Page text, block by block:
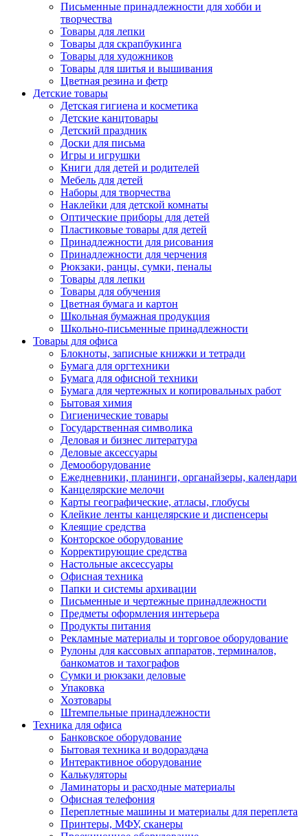
Письменные принадлежности для хобби и
творчества
Товары для лепки
Товары для скрапбукинга
Товары для художников
Товары для шитья и вышивания
Цветная резина и фетр
Детские товары
Детская гигиена и косметика
Детские канцтовары
Детский праздник
Доски для письма
Игры и игрушки
Книги для детей и родителей
Мебель для детей
Наборы для творчества
Наклейки для детской комнаты
Оптические приборы для детей
Пластиковые товары для детей
Принадлежности для рисования
Принадлежности для черчения
Рюкзаки, ранцы, сумки, пеналы
Товары для лепки
Товары для обучения
Цветная бумага и картон
Школьная бумажная продукция
Школьно-письменные принадлежности
Товары для офиса
Блокноты, записные книжки и тетради
Бумага для оргтехники
Бумага для офисной техники
Бумага для чертежных и копировальных работ
Бытовая химия
Гигиенические товары
Государственная символика
Деловая и бизнес литература
Деловые аксессуары
Демооборудование
Ежедневники, планинги, органайзеры, календари
Канцелярские мелочи
Карты географические, атласы, глобусы
Клейкие ленты канцелярские и диспенсеры
Клеящие средства
Конторское оборудование
Корректирующие средства
Настольные аксессуары
Офисная техника
Папки и системы архивации
Письменные и чертежные принадлежности
Предметы оформления интерьера
Продукты питания
Рекламные материалы и торговое оборудование
Рулоны для кассовых аппаратов, терминалов,
банкоматов и тахографов
Сумки и рюкзаки деловые
Упаковка
Хозтовары
Штемпельные принадлежности
Техника для офиса
Банковское оборудование
Бытовая техника и водораздача
Интерактивное оборудование
Калькуляторы
Ламинаторы и расходные материалы
Офисная телефония
Переплетные машины и материалы для переплета
Принтеры, МФУ, сканеры